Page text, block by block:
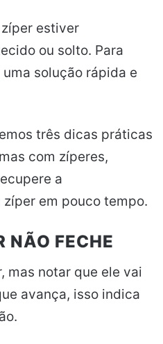
estiver
ou solto. Para
solução rápida e
três dicas práticas
com zíperes,
a
em pouco tempo.
NÃO FECHE
mas notar que ele vai
avança, isso indica